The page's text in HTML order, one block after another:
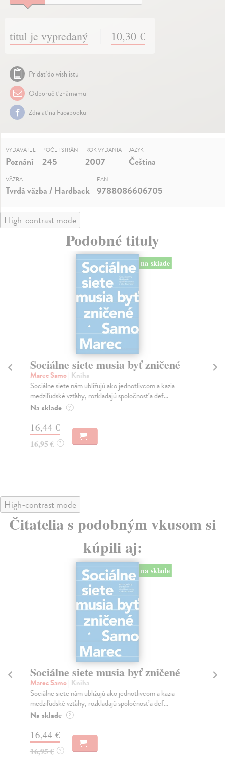
titul je vypredaný 10,30 €
Pridať do wishlistu
Odporučiť známemu
Zdielať na Facebooku
VYDAVATEĽ
Poznání
POČET STRÁN
245
ROK VYDANIA
2007
JAZYK
Čeština
VÄZBA
Tvrdá väzba / Hardback
EAN
9788086606705
High-contrast mode
Podobné tituly
na sklade
Sociálne siete musia byť zničené
Marec Samo| Kniha
Sociálne siete nám ubližujú ako jednotlivcom a kazia
medziľudské vzťahy, rozkladajú spoločnosť a def...
Na sklade ?
16,44 €
16,95 € ?
High-contrast mode
Čitatelia s podobným vkusom si
kúpili aj:
na sklade
Sociálne siete musia byť zničené
Marec Samo| Kniha
Sociálne siete nám ubližujú ako jednotlivcom a kazia
medziľudské vzťahy, rozkladajú spoločnosť a def...
Na sklade ?
16,44 €
16,95 € ?